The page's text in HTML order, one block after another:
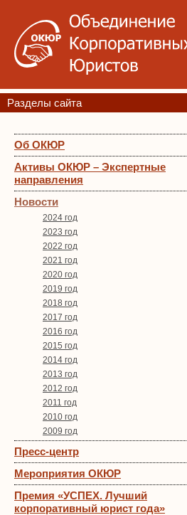
Разделы сайта
Об ОКЮР
Активы ОКЮР – Экспертные
направления
Новости
2024 год
2023 год
2022 год
2021 год
2020 год
2019 год
2018 год
2017 год
2016 год
2015 год
2014 год
2013 год
2012 год
2011 год
2010 год
2009 год
Пресс-центр
Мероприятия ОКЮР
Премия «УСПЕХ. Лучший
корпоративный юрист года»